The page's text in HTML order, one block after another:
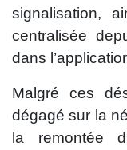
signalisation,
centralisée
dans
Malgré ces
dégagé sur la
la remontée